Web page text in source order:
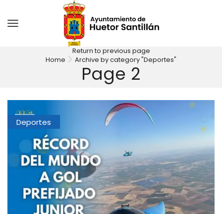
Return to previous page
Home
Archive by category "Deportes"
Page 2
Deportes